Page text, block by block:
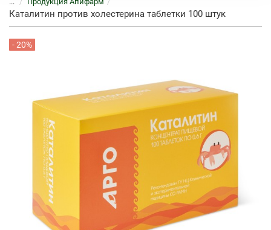
Каталитин против холестерина таблетки 100 штук
- 20%